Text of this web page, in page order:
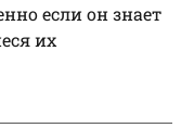
если он знает
их